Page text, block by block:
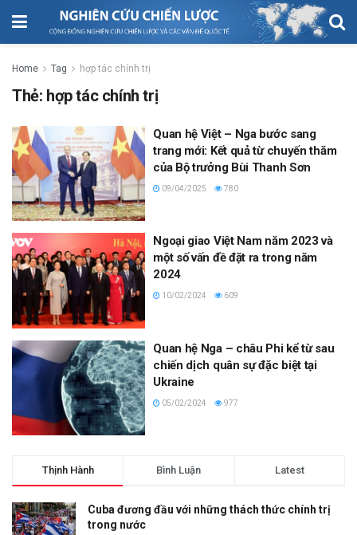
Home Tag hợp tác chính trị
Thẻ: hợp tác chính trị
Quan hệ Việt – Nga bước sang
trang mới: Kết quả từ chuyến thăm
của Bộ trưởng Bùi Thanh Sơn
09/04/2025 780
Ngoại giao Việt Nam năm 2023 và
một số vấn đề đặt ra trong năm
2024
10/02/2024 609
Quan hệ Nga – châu Phi kể từ sau
chiến dịch quân sự đặc biệt tại
Ukraine
05/02/2024 977
Thịnh Hành Bình Luận Latest
Cuba đương đầu với những thách thức chính trị
trong nước